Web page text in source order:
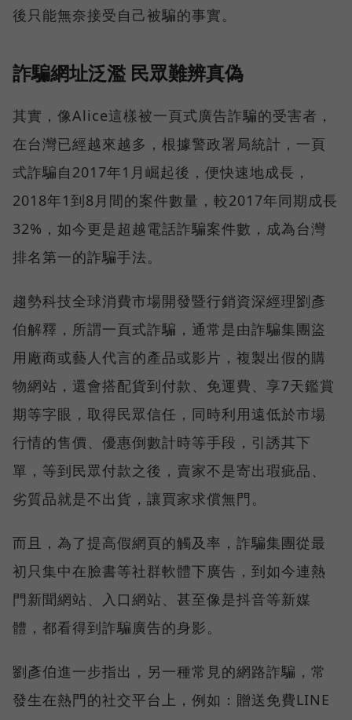
後只能無奈接受自己被騙的事實。
詐騙網址泛濫 民眾難辨真偽
其實，像Alice這樣被一頁式廣告詐騙的受害者，
在台灣已經越來越多，根據警政署局統計，一頁
式詐騙自2017年1月崛起後，便快速地成長，
2018年1到8月間的案件數量，較2017年同期成長
32%，如今更是超越電話詐騙案件數，成為台灣
排名第一的詐騙手法。
趨勢科技全球消費市場開發暨行銷資深經理劉彥
伯解釋，所謂一頁式詐騙，通常是由詐騙集團盜
用廠商或藝人代言的產品或影片，複製出假的購
物網站，還會搭配貨到付款、免運費、享7天鑑賞
期等字眼，取得民眾信任，同時利用遠低於市場
行情的售價、優惠倒數計時等手段，引誘其下
單，等到民眾付款之後，賣家不是寄出瑕疵品、
劣質品就是不出貨，讓買家求償無門。
而且，為了提高假網頁的觸及率，詐騙集團從最
初只集中在臉書等社群軟體下廣告，到如今連熱
門新聞網站、入口網站、甚至像是抖音等新媒
體，都看得到詐騙廣告的身影。
劉彥伯進一步指出，另一種常見的網路詐騙，常
發生在熱門的社交平台上，例如：贈送免費LINE